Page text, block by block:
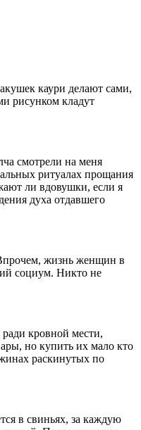
каури делают сами,
рисунком кладут
смотрели на меня
ритуалах прощания
ли вдовушки, если я
духа отдавшего
жизнь женщин в
социум. Никто не
кровной мести,
но купить их мало кто
раскинутых по
в свиньях, за каждую